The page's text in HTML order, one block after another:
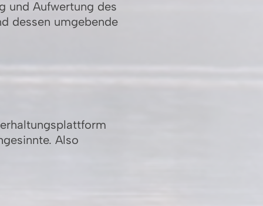
und Aufwertung des
dessen umgebende
Also